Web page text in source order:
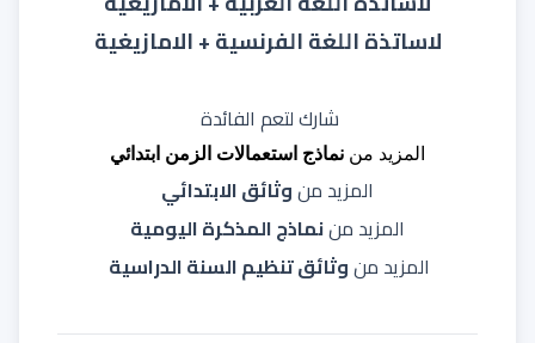
لاساتذة اللغة الفرنسية + الامازيغية
شارك لتعم الفائدة
المزيد من نماذج استعمالات الزمن ابتدائي
المزيد منوثائق الابتدائي
المزيد مننماذج المذكرة اليومية
المزيد منوثائق تنظيم السنة الدراسية